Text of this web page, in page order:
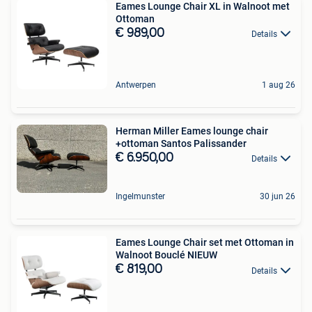
Eames Lounge Chair XL in Walnoot met
Ottoman
€ 989,00 Details
Antwerpen 1 aug 26
Herman Miller Eames lounge chair
+ottoman Santos Palissander
€ 6.950,00 Details
Ingelmunster 30 jun 26
Eames Lounge Chair set met Ottoman in
Walnoot Bouclé NIEUW
€ 819,00 Details